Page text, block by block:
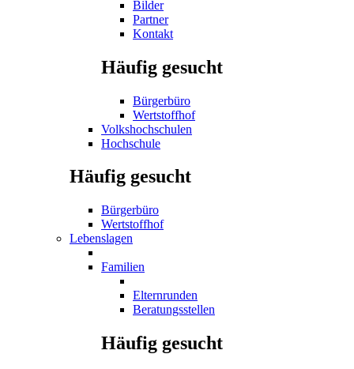
Bilder
Partner
Kontakt
Häufig gesucht
Bürgerbüro
Wertstoffhof
Volkshochschulen
Hochschule
Häufig gesucht
Bürgerbüro
Wertstoffhof
Lebenslagen
Familien
Elternrunden
Beratungsstellen
Häufig gesucht